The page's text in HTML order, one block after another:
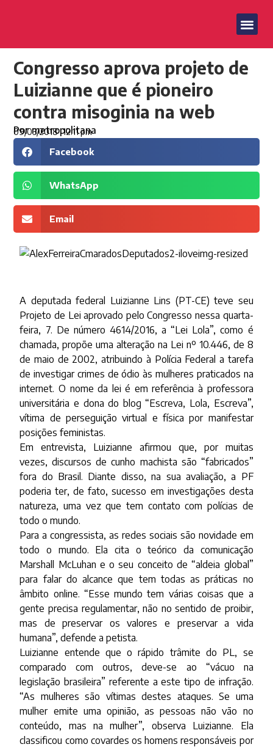
Congresso aprova projeto de
Luizianne que é pioneiro
contra misoginia na web
Pormetropolitana
09/03/2018 12:11 pm
Facebook
WhatsApp
Email
A deputada federal Luizianne Lins (PT-CE) teve seu
Projeto de Lei aprovado pelo Congresso nessa quarta-
feira, 7. De número 4614/2016, a “Lei Lola”, como é
chamada, propõe uma alteração na Lei nº 10.446, de 8
de maio de 2002, atribuindo à Polícia Federal a tarefa
de investigar crimes de ódio às mulheres praticados na
internet. O nome da lei é em referência à professora
universitária e dona do blog “Escreva, Lola, Escreva”,
vítima de perseguição virtual e física por manifestar
posições feministas.
Em entrevista, Luizianne afirmou que, por muitas
vezes, discursos de cunho machista são “fabricados”
fora do Brasil. Diante disso, na sua avaliação, a PF
poderia ter, de fato, sucesso em investigações desta
natureza, uma vez que tem contato com polícias de
todo o mundo.
Para a congressista, as redes sociais são novidade em
todo o mundo. Ela cita o teórico da comunicação
Marshall McLuhan e o seu conceito de “aldeia global”
para falar do alcance que tem todas as práticas no
âmbito online. “Esse mundo tem várias coisas que a
gente precisa regulamentar, não no sentido de proibir,
mas de preservar os valores e preservar a vida
humana”, defende a petista.
Luizianne entende que o rápido trâmite do PL, se
comparado com outros, deve-se ao “vácuo na
legislação brasileira” referente a este tipo de infração.
“As mulheres são vítimas destes ataques. Se uma
mulher emite uma opinião, as pessoas não vão no
conteúdo, mas na mulher”, observa Luizianne. Ela
classificou como covardes os homens responsáveis por